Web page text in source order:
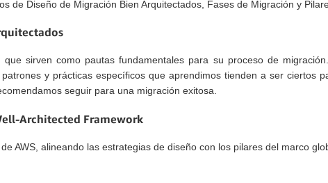
de Diseño de Migración Bien Arquitectados, Fases de Migración y
sirven como pautas fundamentales para su proceso de
y prácticas específicos que aprendimos tienden a ser ciertos
seguir para una migración exitosa.
Architected Framework
AWS, alineando las estrategias de diseño con los pilares del marco